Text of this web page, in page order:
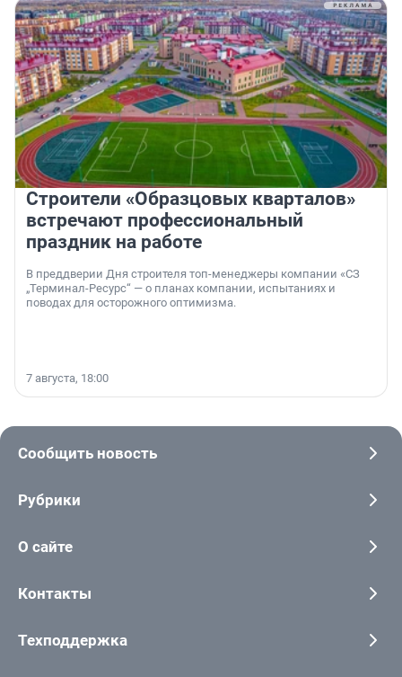
Строители «Образцовых кварталов»
встречают профессиональный
праздник на работе
В преддверии Дня строителя топ-менеджеры компании «СЗ
„Терминал-Ресурс“ — о планах компании, испытаниях и
поводах для осторожного оптимизма.
7 августа, 18:00
Сообщить новость
Рубрики
О сайте
Контакты
Техподдержка